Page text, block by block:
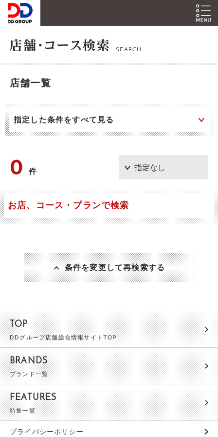
SEARCH
店舗一覧
指定した条件をすべて見る
0件
お店、コース・プランで検索
条件を変更して再検索する
TOP
DDグループ店舗総合情報サイトTOP
BRANDS
ブランド一覧
FEATURES
特集一覧
プライバシーポリシー